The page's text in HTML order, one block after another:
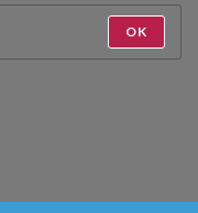
OK